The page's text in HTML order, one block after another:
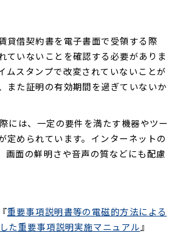
貸借契約書を電子書面で受領する際
ていないことを確認する必要がありま
ムスタンプで改変されていないことが
また証明の有効期間を過ぎていないか
には、一定の要件を満たす機器やツー
定められています。インターネットの
画面の鮮明さや音声の質などにも配慮
重要事項説明書等の電磁的方法による
た重要事項説明実施マニュアル』